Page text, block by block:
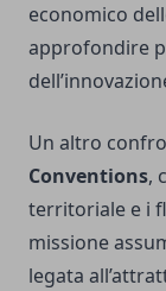
economico
approfondire
Un altro
Conventions,
territoriale e i
missione
legata